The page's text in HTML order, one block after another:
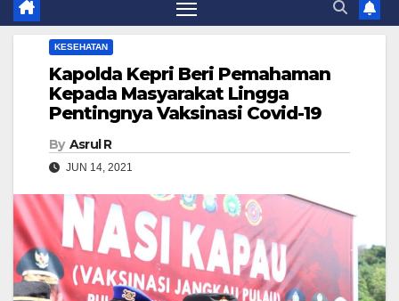
KESEHATAN
Kapolda Kepri Beri Pemahaman
Kepada Masyarakat Lingga
Pentingnya Vaksinasi Covid-19
By Asrul R
JUN 14, 2021